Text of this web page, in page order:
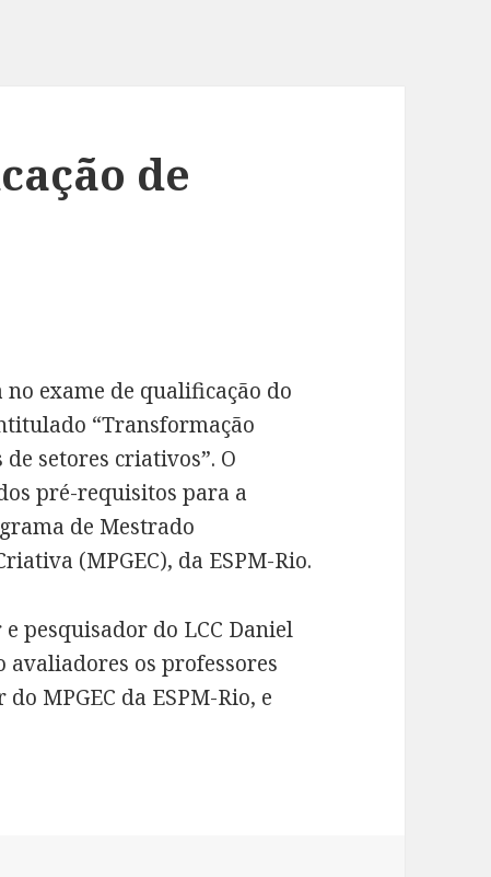
de
exame de qualificação do
“Transformação
setores criativos”. O
pré-requisitos para a
de Mestrado
(MPGEC), da ESPM-Rio.
pesquisador do LCC Daniel
os professores
MPGEC da ESPM-Rio, e